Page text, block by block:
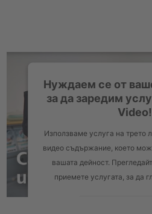
Нуждаем се от
за да заредим
Video!
Използваме услуга на трето
видео съдържание, което
вашата дейност.
приемете услугата, за да